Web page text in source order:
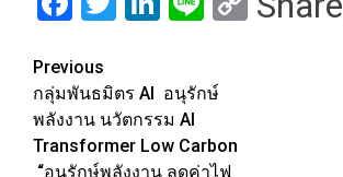
Post
navigation
Previous
กลุ่มพันธมิตร AI อนุรักษ์
พลังงาน นวัตกรรม AI
Transformer Low Carbon
“อนุรักษ์พลังงาน ลดค่าไฟ